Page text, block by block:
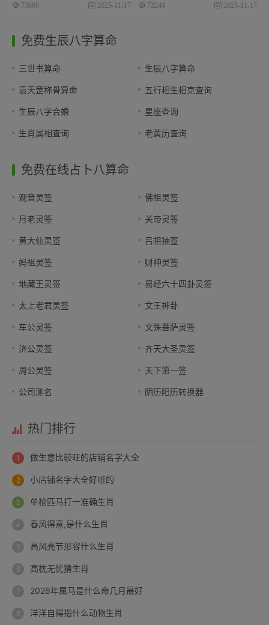
73860 2025-11-17 72244 2025-11-17
免费生辰八字算命
三世书算命 生辰八字算命
袁天罡称骨算命 五行相生相克查询
生辰八字合婚 星座查询
生肖属相查询 老黄历查询
免费在线占卜八算命
观音灵签 佛祖灵签
月老灵签 关帝灵签
黄大仙灵签 吕祖抽签
妈祖灵签 财神灵签
地藏王灵签 易经六十四卦灵签
太上老君灵签 文王神卦
车公灵签 文殊菩萨灵签
济公灵签 齐天大圣灵签
周公灵签 天下第一签
公司测名 阴历阳历转换器
热门排行
做生意比较旺的店铺名字大全
小店铺名字大全好听的
单枪匹马打一准确生肖
春风得意,是什么生肖
高风亮节形容什么生肖
高枕无忧猜生肖
2026年属马是什么命几月最好
洋洋自得指什么动物生肖